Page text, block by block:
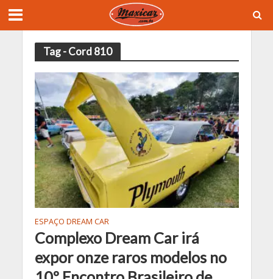
Tag - Cord 810
ESPAÇO DREAM CAR
Complexo Dream Car irá
expor onze raros modelos no